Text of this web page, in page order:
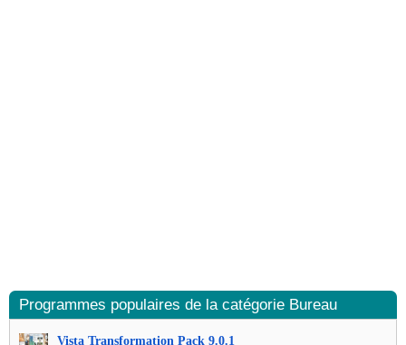
Programmes populaires de la catégorie Bureau
Vista Transformation Pack 9.0.1